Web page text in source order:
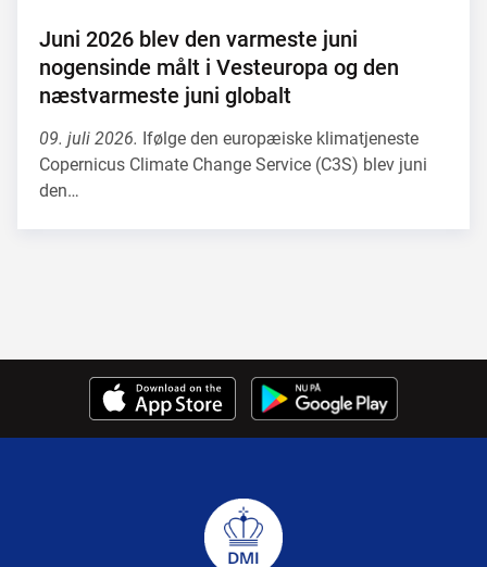
Juni 2026 blev den varmeste juni
nogensinde målt i Vesteuropa og den
næstvarmeste juni globalt
09. juli 2026. Ifølge den europæiske klimatjeneste
Copernicus Climate Change Service (C3S) blev juni
den…